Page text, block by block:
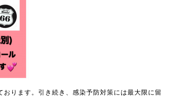
ります。引き続き、感染予防対策には最大限に留